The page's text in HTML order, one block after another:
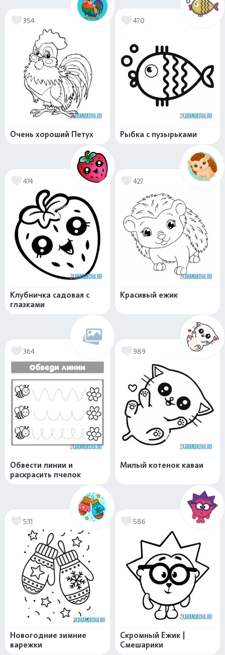
354
Очень хороший Петух
470
Рыбка с пузырьками
474
Клубничка садовая с
глазками
427
Красивый ежик
364
Обвести линии и
раскрасить пчелок
989
Милый котенок каваи
531
Новогодние зимние
варежки
586
Скромный Ежик |
Смешарики